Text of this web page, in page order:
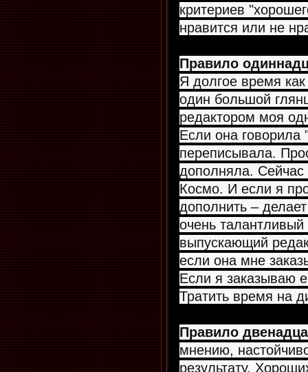
критериев
нравится или не
Правило
Я долгое время
один большой
редактором моя
Если она говорила
переписывала.
дополняла.
Космо. И если я
дополнить –
очень
выпускающий
если она мне
Если я заказываю
Тратить время на
Правило
мнению,
результату.